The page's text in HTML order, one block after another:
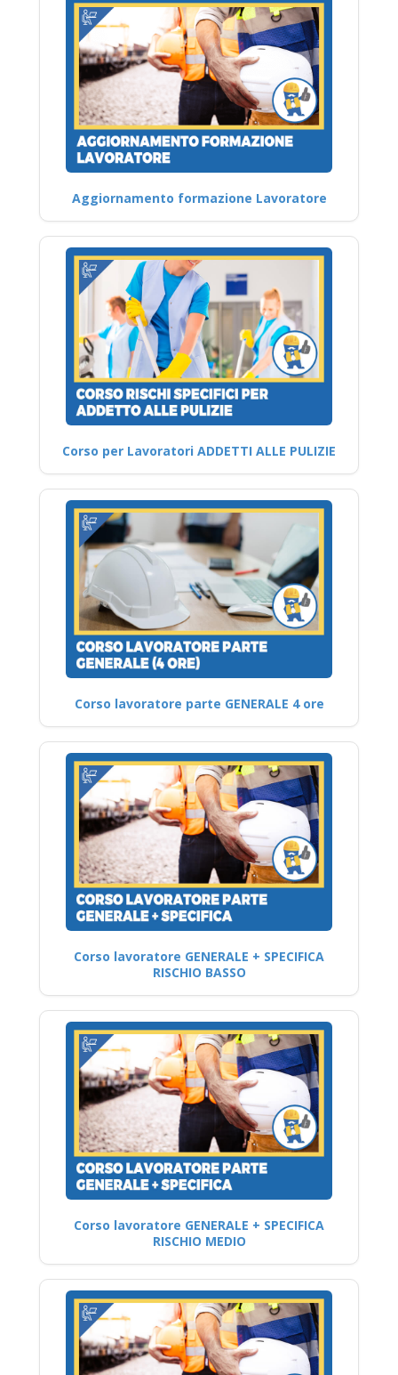
Aggiornamento formazione Lavoratore
Corso per Lavoratori ADDETTI ALLE PULIZIE
Corso lavoratore parte GENERALE 4 ore
Corso lavoratore GENERALE + SPECIFICA
RISCHIO BASSO
Corso lavoratore GENERALE + SPECIFICA
RISCHIO MEDIO